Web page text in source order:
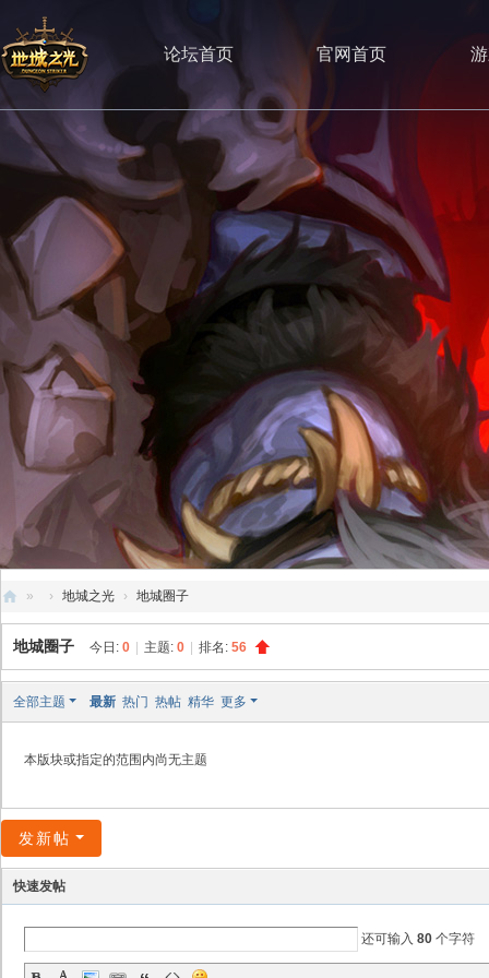
论坛首页 官网首页
创
区
» › 地城之光 › 地城圈子
地城圈子 今日: 0 主题: 0 排名: 56
全部主题 最新 热门 热帖 精华 更多
本版块或指定的范围内尚无主题
发新帖
快速发帖
还可输入 80 个字符